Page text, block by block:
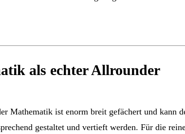
als echter Allrounder
Mathematik ist enorm breit gefächert und kann
gestaltet und vertieft werden. Für die